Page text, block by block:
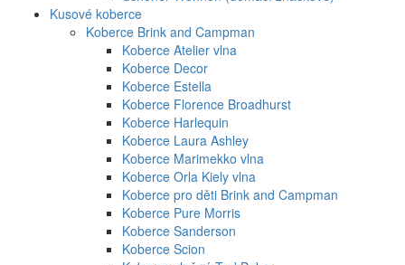
Kusové koberce
Koberce Brink and Campman
Koberce Atelier vlna
Koberce Decor
Koberce Estella
Koberce Florence Broadhurst
Koberce Harlequin
Koberce Laura Ashley
Koberce Marimekko vlna
Koberce Orla Kiely vlna
Koberce pro děti Brink and Campman
Koberce Pure Morris
Koberce Sanderson
Koberce Scion